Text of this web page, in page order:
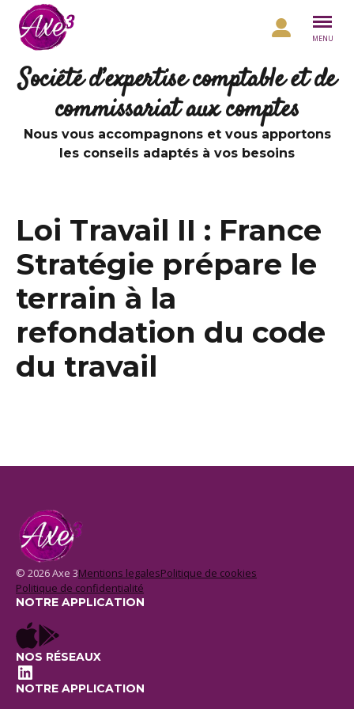
Aller au contenu
MENU
Société d’expertise comptable et de
commissariat aux comptes
Nous vous accompagnons et vous apportons
les conseils adaptés à vos besoins
Loi Travail II : France
Stratégie prépare le
terrain à la
refondation du code
du travail
© 2026 Axe 3Mentions legalesPolitique de cookies
Politique de confidentialité
NOTRE APPLICATION
NOS RÉSEAUX
LinkedIn
NOTRE APPLICATION